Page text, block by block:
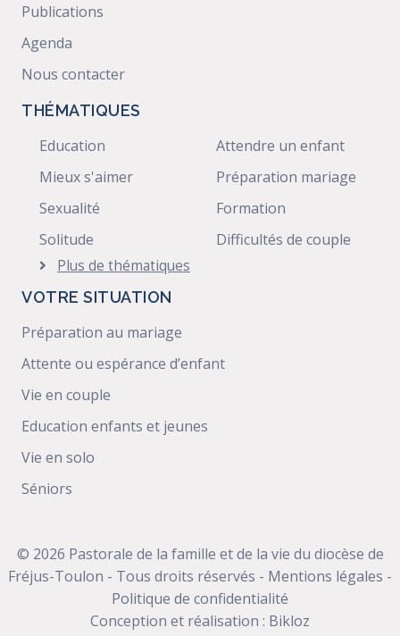
Publications
Agenda
Nous contacter
THÉMATIQUES
Education
Mieux s'aimer
Sexualité
Solitude
Attendre un enfant
Préparation mariage
Formation
Difficultés de couple
Plus de thématiques
VOTRE SITUATION
Préparation au mariage
Attente ou espérance d’enfant
Vie en couple
Education enfants et jeunes
Vie en solo
Séniors
© 2026 Pastorale de la famille et de la vie du diocèse de
Fréjus-Toulon - Tous droits réservés - Mentions légales -
Politique de confidentialité
Conception et réalisation : Bikloz